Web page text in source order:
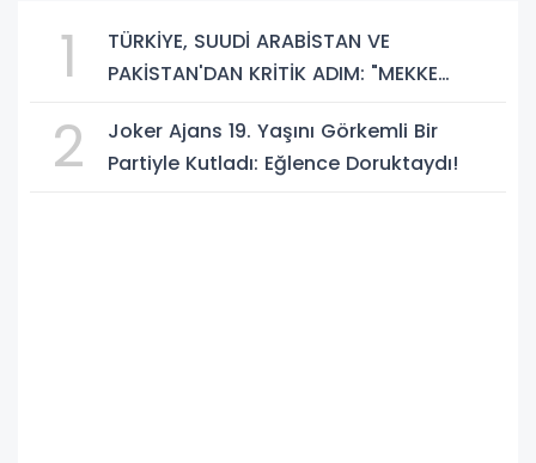
1
TÜRKİYE, SUUDİ ARABİSTAN VE
PAKİSTAN'DAN KRİTİK ADIM: "MEKKE
2
Joker Ajans 19. Yaşını Görkemli Bir
Partiyle Kutladı: Eğlence Doruktaydı!